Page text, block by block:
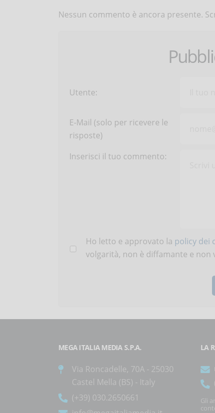
Nessun commento è ancora presente.
Utente:
E-Mail (solo per ricevere le
risposte)
Inserisci il tuo commento:
Ho letto e approvato la policy dei
volgarità, non è diffamante e non
MEGA ITALIA MEDIA S.P.A.
Via Roncadelle, 70A - 25030
Castel Mella (BS) - Italy
(+39) 030.2650661
LA
Gli